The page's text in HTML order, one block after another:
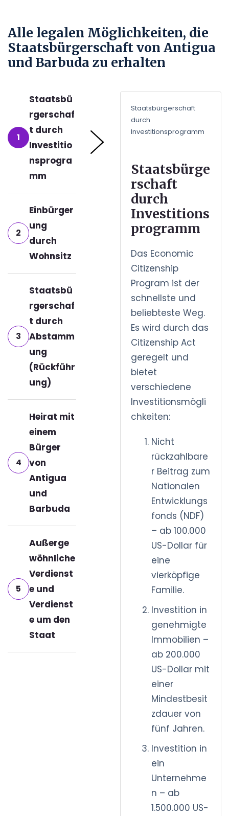
Alle legalen Möglichkeiten, die
Staatsbürgerschaft von Antigua
und Barbuda zu erhalten
1
Staatsbü
rgerschaf
t durch
Investitio
nsprogra
mm
2
Einbürger
ung
durch
Wohnsitz
3
Staatsbü
rgerschaf
t durch
Abstamm
ung
(Rückführ
ung)
4
Heirat mit
einem
Bürger
von
Antigua
und
Barbuda
5
Außerge
wöhnliche
Verdienst
e und
Verdienst
e um den
Staat
Staatsbürgerschaft
durch
Investitionsprogramm
Staatsbürge
rschaft
durch
Investitions
programm
Das Economic
Citizenship
Program ist der
schnellste und
beliebteste Weg.
Es wird durch das
Citizenship Act
geregelt und
bietet
verschiedene
Investitionsmögli
chkeiten:
Nicht
rückzahlbare
r Beitrag zum
Nationalen
Entwicklungs
fonds (NDF)
– ab 100.000
US-Dollar für
eine
vierköpfige
Familie.
Investition in
genehmigte
Immobilien –
ab 200.000
US-Dollar mit
einer
Mindestbesit
zdauer von
fünf Jahren.
Investition in
ein
Unternehme
n – ab
1.500.000 US-